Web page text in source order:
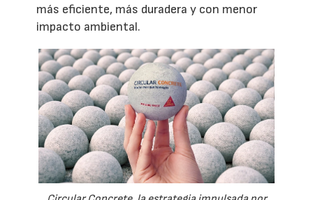
más eficiente, más duradera y con menor
impacto ambiental.